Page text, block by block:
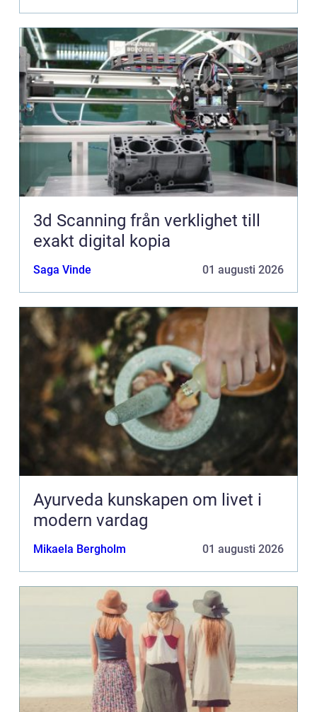
3d Scanning från verklighet till
exakt digital kopia
Saga Vinde 01 augusti 2026
Ayurveda kunskapen om livet i
modern vardag
Mikaela Bergholm 01 augusti 2026